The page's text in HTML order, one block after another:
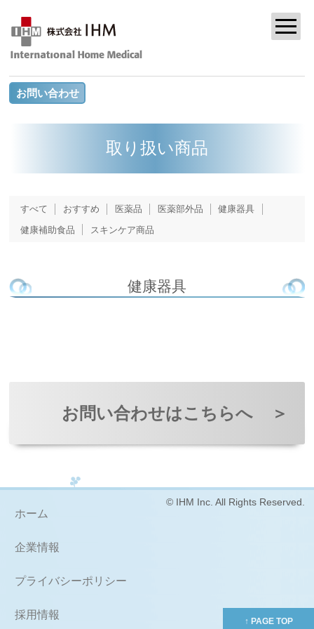
お問い合わせ
取り扱い商品
すべて おすすめ 医薬品 医薬部外品
健康器具
健康補助食品
スキンケア商品
健康器具
お問い合わせはこちらへ ＞
ホーム
企業情報
プライバシーポリシー
採用情報
© IHM Inc. All Rights Reserved.